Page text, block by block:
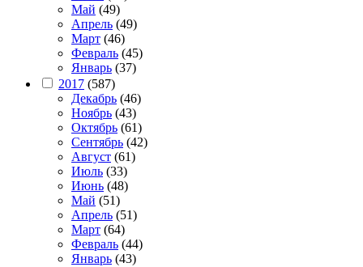
Май (49)
Апрель (49)
Март (46)
Февраль (45)
Январь (37)
2017 (587)
Декабрь (46)
Ноябрь (43)
Октябрь (61)
Сентябрь (42)
Август (61)
Июль (33)
Июнь (48)
Май (51)
Апрель (51)
Март (64)
Февраль (44)
Январь (43)